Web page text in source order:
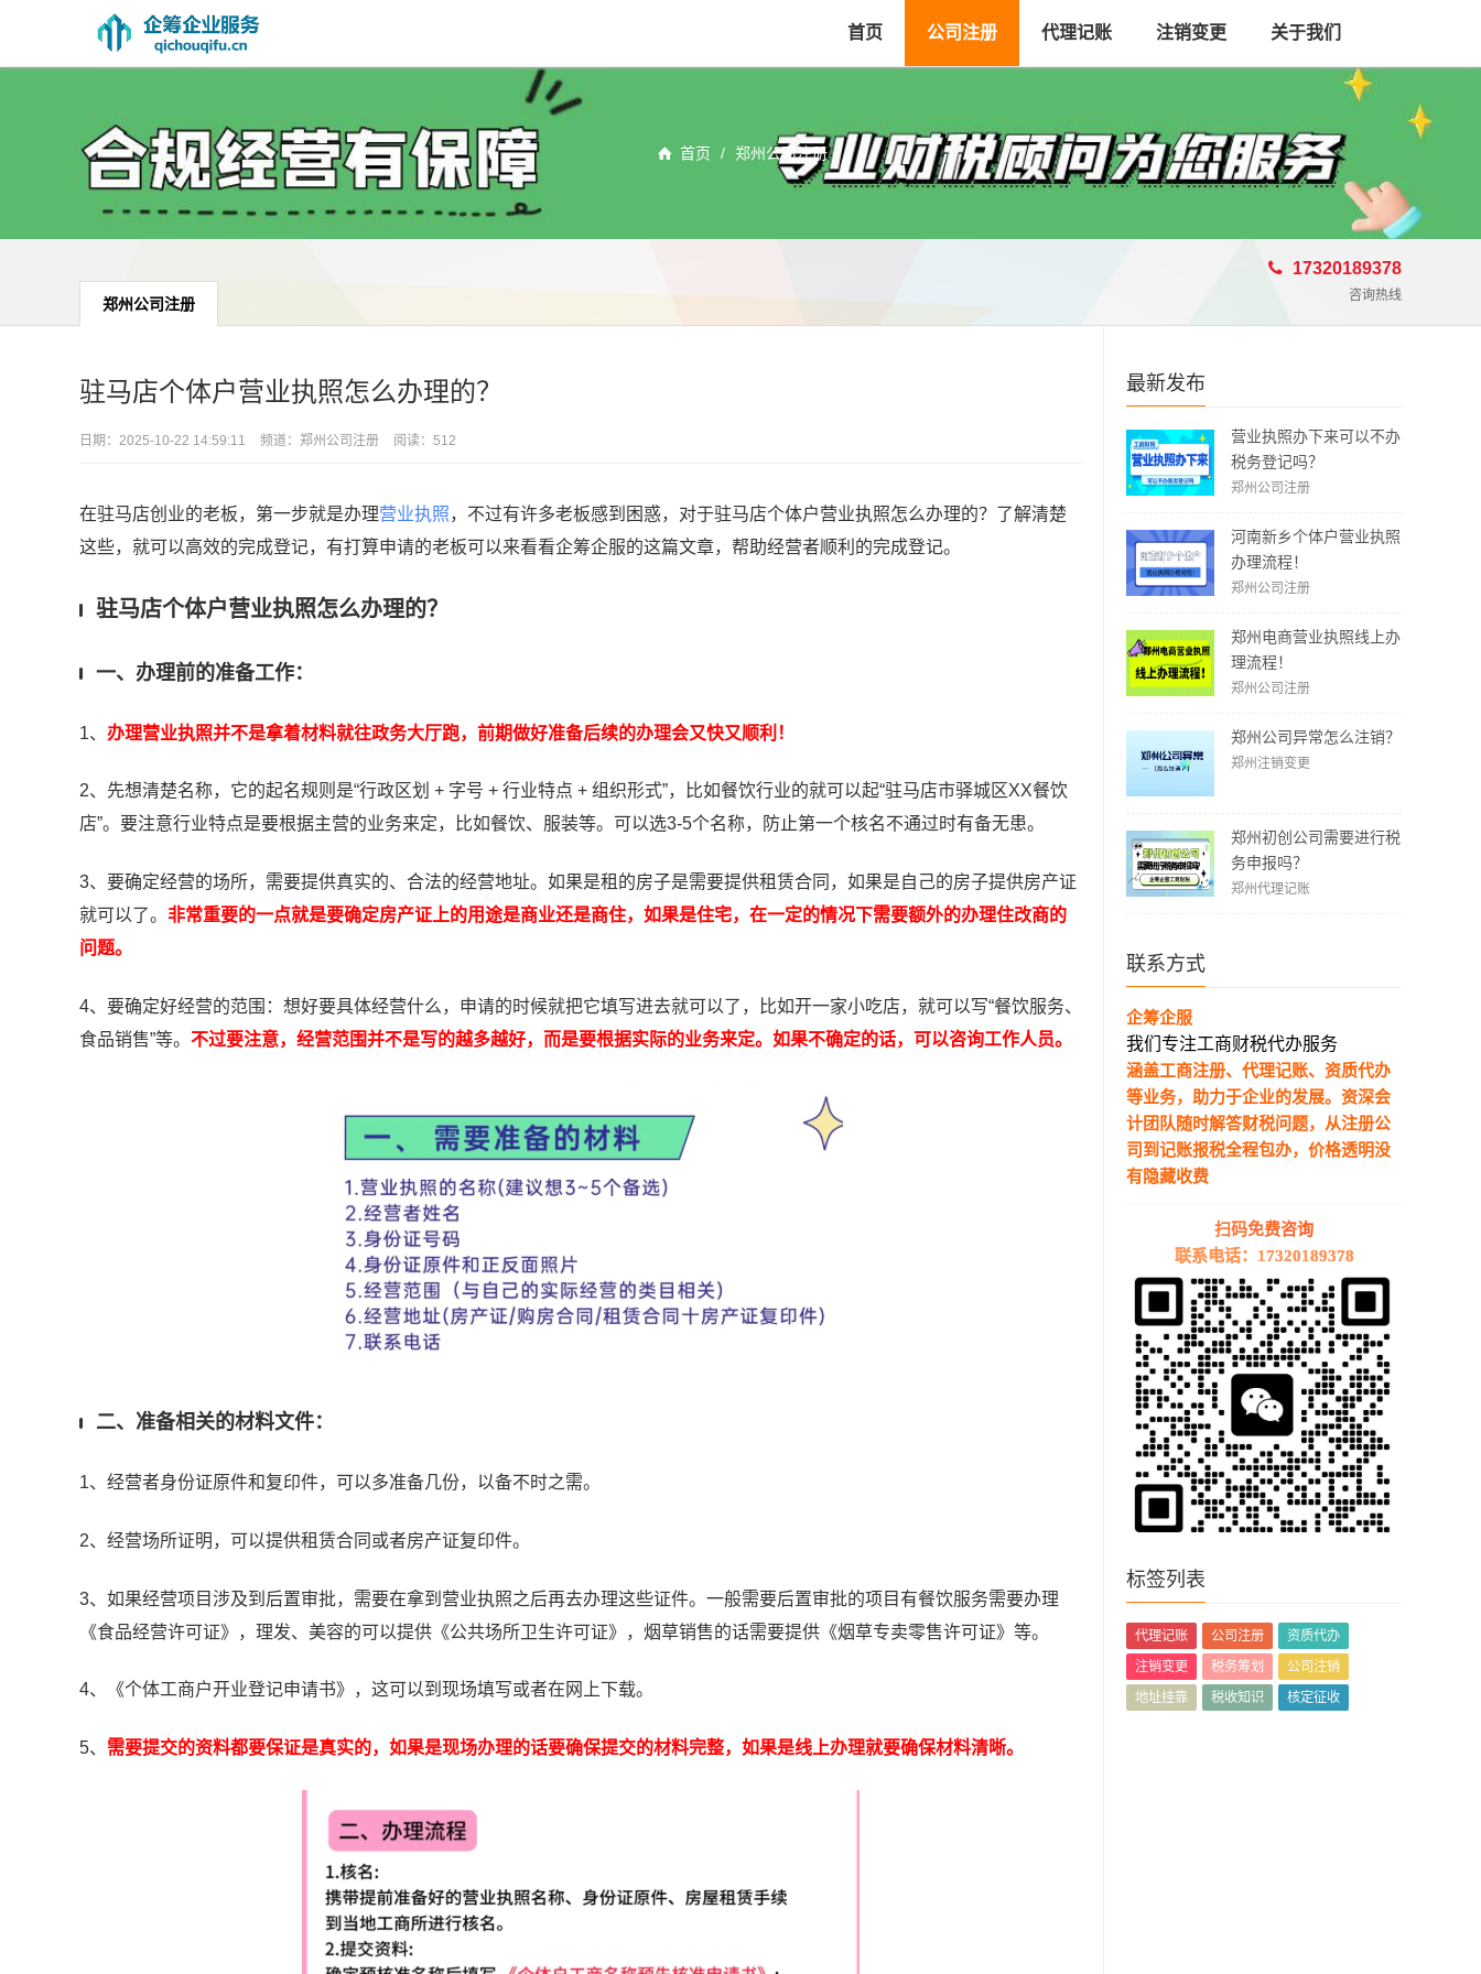
首页 公司注册 代理记账 注销变更 关于我们
首页 / 郑州公司注册
郑州公司注册
17320189378
咨询热线
最新发布
营业执照办下来可以不办
税务登记吗？
郑州公司注册
河南新乡个体户营业执照
办理流程！
郑州公司注册
郑州电商营业执照线上办
理流程！
郑州公司注册
郑州公司异常怎么注销？
郑州注销变更
郑州初创公司需要进行税
务申报吗？
郑州代理记账
联系方式
企筹企服
我们专注工商财税代办服务
涵盖工商注册、代理记账、资质代办
等业务，助力于企业的发展。资深会
计团队随时解答财税问题，从注册公
司到记账报税全程包办，价格透明没
有隐藏收费
扫码免费咨询
联系电话：17320189378
标签列表
代理记账 公司注册
资质代办
注销变更
税务筹划
公司注销
地址挂靠
税收知识 核定征收
驻马店个体户营业执照怎么办理的？
日期： 2025-10-22 14:59:11 频道： 郑州公司注册 阅读：512
在驻马店创业的老板，第一步就是办理营业执照，不过有许多老板感到困惑，对于驻马店个体户营业执照怎么办理的？了解清楚
这些，就可以高效的完成登记，有打算申请的老板可以来看看企筹企服的这篇文章，帮助经营者顺利的完成登记。
驻马店个体户营业执照怎么办理的？
一、办理前的准备工作：
1、 办理营业执照并不是拿着材料就往政务大厅跑，前期做好准备后续的办理会又快又顺利！
2、先想清楚名称，它的起名规则是“行政区划 + 字号 + 行业特点 + 组织形式”，比如餐饮行业的就可以起“驻马店市驿城区XX餐饮
店”。要注意行业特点是要根据主营的业务来定，比如餐饮、服装等。可以选3-5个名称，防止第一个核名不通过时有备无患。
3、要确定经营的场所，需要提供真实的、合法的经营地址。如果是租的房子是需要提供租赁合同，如果是自己的房子提供房产证
就可以了。 非常重要的一点就是要确定房产证上的用途是商业还是商住，如果是住宅，在一定的情况下需要额外的办理住改商的
问题。
4、要确定好经营的范围：想好要具体经营什么，申请的时候就把它填写进去就可以了，比如开一家小吃店，就可以写“餐饮服务、
食品销售”等。 不过要注意，经营范围并不是写的越多越好，而是要根据实际的业务来定。如果不确定的话，可以咨询工作人员。
二、准备相关的材料文件：
1、经营者身份证原件和复印件，可以多准备几份，以备不时之需。
2、经营场所证明，可以提供租赁合同或者房产证复印件。
3、如果经营项目涉及到后置审批，需要在拿到营业执照之后再去办理这些证件。一般需要后置审批的项目有餐饮服务需要办理
《食品经营许可证》，理发、美容的可以提供《公共场所卫生许可证》，烟草销售的话需要提供《烟草专卖零售许可证》等。
4、《个体工商户开业登记申请书》，这可以到现场填写或者在网上下载。
5、 需要提交的资料都要保证是真实的，如果是现场办理的话要确保提交的材料完整，如果是线上办理就要确保材料清晰。